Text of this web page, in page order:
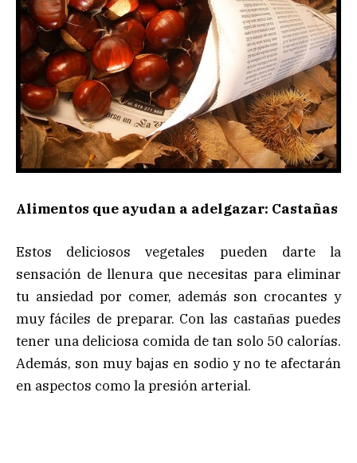
Alimentos que ayudan a adelgazar: Castañas
Estos deliciosos vegetales pueden darte la
sensación de llenura que necesitas para eliminar
tu ansiedad por comer, además son crocantes y
muy fáciles de preparar. Con las castañas puedes
tener una deliciosa comida de tan solo 50 calorías.
Además, son muy bajas en sodio y no te afectarán
en aspectos como la presión arterial.